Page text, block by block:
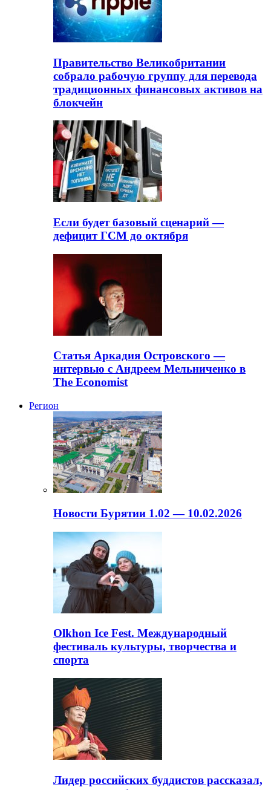
Правительство Великобритании
собрало рабочую группу для перевода
традиционных финансовых активов на
блокчейн
Если будет базовый сценарий —
дефицит ГСМ до октября
Статья Аркадия Островского —
интервью с Андреем Мельниченко в
The Economist
Регион
Новости Бурятии 1.02 — 10.02.2026
Olkhon Ice Fest. Международный
фестиваль культуры, творчества и
спорта
Лидер российских буддистов рассказал,